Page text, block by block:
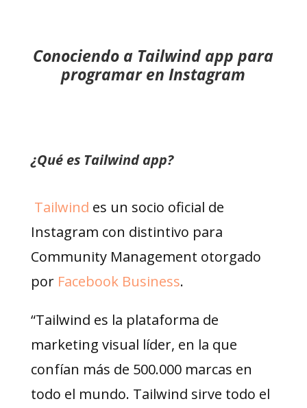
Conociendo a Tailwind app para
programar en Instagram
¿Qué es Tailwind app?
Tailwind es un socio oficial de
Instagram con distintivo para
Community Management otorgado
por Facebook Business.
“Tailwind es la plataforma de
marketing visual líder, en la que
confían más de 500.000 marcas en
todo el mundo. Tailwind sirve todo el